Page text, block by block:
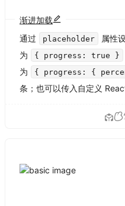
渐进加载
通过
placeholder 属性
为 { progress: true }
为
{ progress: {
条；也可以传入自定义